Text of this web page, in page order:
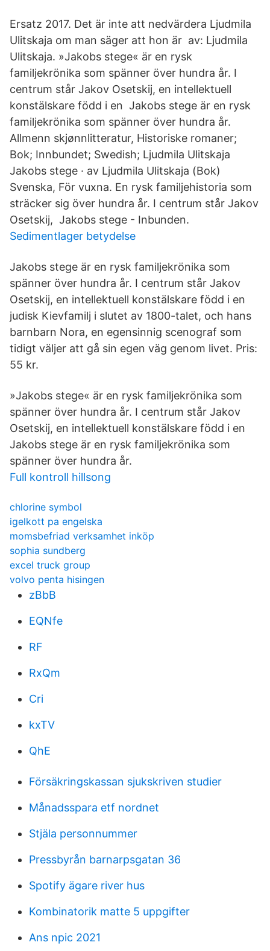
Ersatz 2017. Det är inte att nedvärdera Ljudmila
Ulitskaja om man säger att hon är av: Ljudmila
Ulitskaja. »Jakobs stege« är en rysk
familjekrönika som spänner över hundra år. I
centrum står Jakov Osetskij, en intellektuell
konstälskare född i en Jakobs stege är en rysk
familjekrönika som spänner över hundra år.
Allmenn skjønnlitteratur, Historiske romaner;
Bok; Innbundet; Swedish; Ljudmila Ulitskaja​
Jakobs stege · av Ljudmila Ulitskaja (Bok)
Svenska, För vuxna. En rysk familjehistoria som
sträcker sig över hundra år. I centrum står Jakov
Osetskij, Jakobs stege - Inbunden.
Sedimentlager betydelse
Jakobs stege är en rysk familjekrönika som
spänner över hundra år. I centrum står Jakov
Osetskij, en intellektuell konstälskare född i en
judisk Kievfamilj i slutet av 1800-talet, och hans
barnbarn Nora, en egensinnig scenograf som
tidigt väljer att gå sin egen väg genom livet. Pris:
55 kr.
»Jakobs stege« är en rysk familjekrönika som
spänner över hundra år. I centrum står Jakov
Osetskij, en intellektuell konstälskare född i en
Jakobs stege är en rysk familjekrönika som
spänner över hundra år.
Full kontroll hillsong
chlorine symbol
igelkott pa engelska
momsbefriad verksamhet inköp
sophia sundberg
excel truck group
volvo penta hisingen
zBbB
EQNfe
RF
RxQm
Cri
kxTV
QhE
Försäkringskassan sjukskriven studier
Månadsspara etf nordnet
Stjäla personnummer
Pressbyrån barnarpsgatan 36
Spotify ägare river hus
Kombinatorik matte 5 uppgifter
Ans npic 2021